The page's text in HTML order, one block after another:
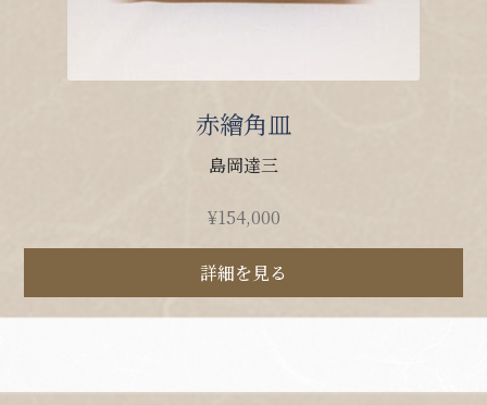
赤繪角皿
島岡達三
¥154,000
詳細を見る